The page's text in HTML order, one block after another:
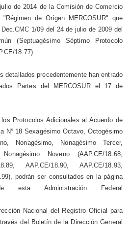
de 2014 de la Comisión de Comercio
de Origen MERCOSUR" que
1/09 del 24 de julio de 2009 del
(Septuagésimo Séptimo Protocolo
18.77).
detallados precedentemente han entrado
Partes del MERCOSUR el 17 de
Protocolos Adicionales al Acuerdo de
N° 18 Sexagésimo Octavo, Octogésimo
Nonagésimo, Nonagésimo Tercer,
Noveno (AAP.CE/18.68,
AAP.CE/18.90, AAP.CE/18.93,
podrán ser consultados en la página
esta Administración Federal
Nacional del Registro Oficial para
del Boletín de la Dirección General